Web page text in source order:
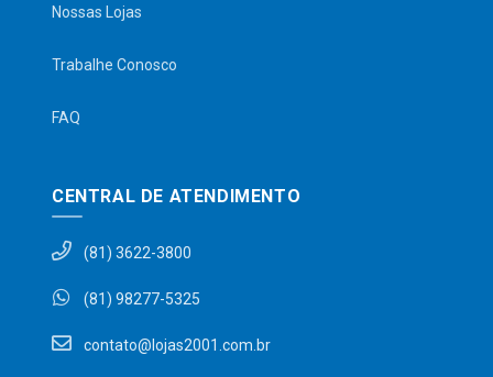
Nossas Lojas
Trabalhe Conosco
FAQ
CENTRAL DE ATENDIMENTO
(81) 3622-3800
(81) 98277-5325
contato@lojas2001.com.br